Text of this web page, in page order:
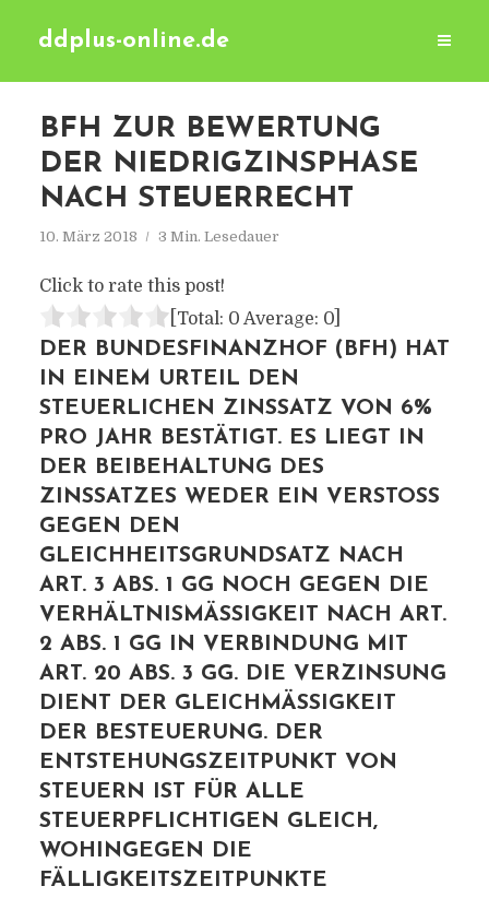
ddplus-online.de
BFH ZUR BEWERTUNG
DER NIEDRIGZINSPHASE
NACH STEUERRECHT
10. März 2018 3 Min. Lesedauer
Click to rate this post!
[Total: 0 Average: 0]
DER BUNDESFINANZHOF (BFH) HAT
IN EINEM URTEIL DEN
STEUERLICHEN ZINSSATZ VON 6%
PRO JAHR BESTÄTIGT. ES LIEGT IN
DER BEIBEHALTUNG DES
ZINSSATZES WEDER EIN VERSTOSS G
EGEN DEN G
LEICHHEITSGRUNDSATZ NACH A
RT. 3 ABS. 1 GG NOCH GEGEN DIE V
ERHÄLTNISMÄSSIGKEIT NACH ART. 2
ABS. 1 GG IN VERBINDUNG MIT AR
T. 20 ABS. 3 GG. DIE VERZINSUNG DI
ENT DER GLEICHMÄSSIGKEIT DER
BESTEUERUNG. DER ENT
STEHUNGSZEITPUNKT VON STE
UERN IST FÜR ALLE STE
UERPFLICHTIGEN GLEICH, WOH
INGEGEN DIE FÄL
LIGKEITSZEITPUNKTE MIT